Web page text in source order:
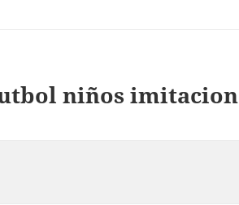
niños imitacion